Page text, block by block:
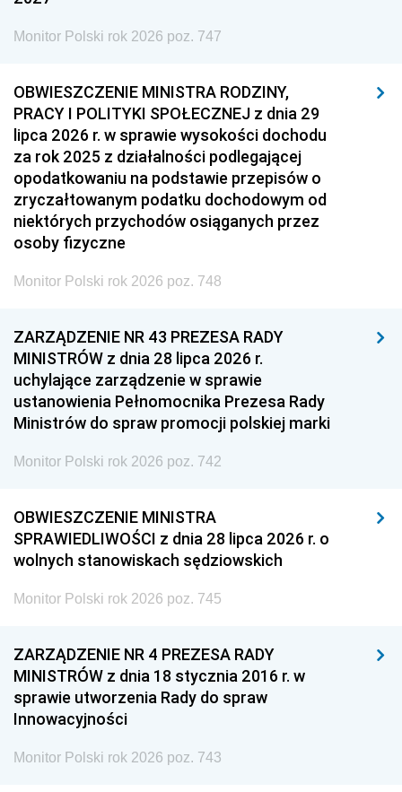
Monitor Polski rok 2026 poz. 747
OBWIESZCZENIE MINISTRA RODZINY,
PRACY I POLITYKI SPOŁECZNEJ z dnia 29
lipca 2026 r. w sprawie wysokości dochodu
za rok 2025 z działalności podlegającej
opodatkowaniu na podstawie przepisów o
zryczałtowanym podatku dochodowym od
niektórych przychodów osiąganych przez
osoby fizyczne
Monitor Polski rok 2026 poz. 748
ZARZĄDZENIE NR 43 PREZESA RADY
MINISTRÓW z dnia 28 lipca 2026 r.
uchylające zarządzenie w sprawie
ustanowienia Pełnomocnika Prezesa Rady
Ministrów do spraw promocji polskiej marki
Monitor Polski rok 2026 poz. 742
OBWIESZCZENIE MINISTRA
SPRAWIEDLIWOŚCI z dnia 28 lipca 2026 r. o
wolnych stanowiskach sędziowskich
Monitor Polski rok 2026 poz. 745
ZARZĄDZENIE NR 4 PREZESA RADY
MINISTRÓW z dnia 18 stycznia 2016 r. w
sprawie utworzenia Rady do spraw
Innowacyjności
Monitor Polski rok 2026 poz. 743